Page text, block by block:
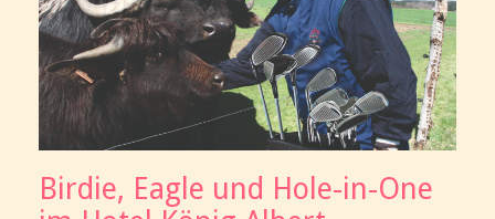
Birdie, Eagle und Hole-in-One